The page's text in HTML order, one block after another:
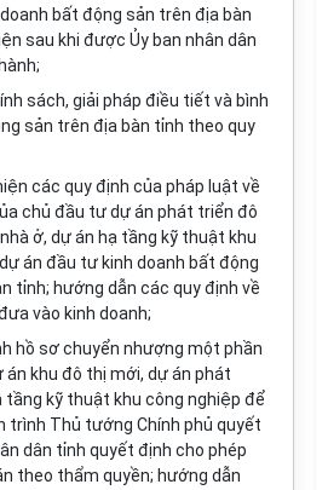
bất động sản trên địa bàn
sau khi được Ủy ban nhân dân
sách, giải pháp điều tiết và bình
sản trên địa bàn tỉnh theo quy
các quy định của pháp luật về
chủ đầu tư dự án phát triển đô
ở, dự án hạ tầng kỹ thuật khu
án đầu tư kinh doanh bất động
tỉnh; hướng dẫn các quy định về
vào kinh doanh;
hồ sơ chuyển nhượng một phần
án khu đô thị mới, dự án phát
tầng kỹ thuật khu công nghiệp để
trình Thủ tướng Chính phủ quyết
dân tỉnh quyết định cho phép
theo thẩm quyền; hướng dẫn